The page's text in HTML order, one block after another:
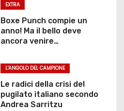
EXTRA
Boxe Punch compie un
anno! Ma il bello deve
ancora venire…
L'ANGOLO DEL CAMPIONE
Le radici della crisi del
pugilato italiano secondo
Andrea Sarritzu